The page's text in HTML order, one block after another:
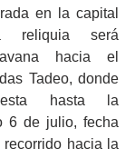
en la capital
reliquia será
hacia el
Tadeo, donde
hasta la
6 de julio, fecha
hacia la